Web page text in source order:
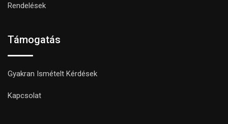
Rendelések
Támogatás
Gyakran Ismételt Kérdések
Kapcsolat